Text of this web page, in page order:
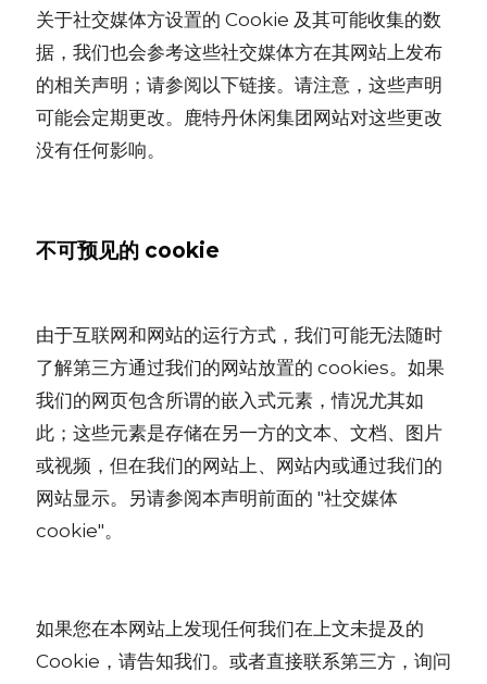
关于社交媒体方设置的 Cookie 及其可能收集的数
据，我们也会参考这些社交媒体方在其网站上发布
的相关声明；请参阅以下链接。请注意，这些声明
可能会定期更改。鹿特丹休闲集团网站对这些更改
没有任何影响。
不可预见的 cookie
由于互联网和网站的运行方式，我们可能无法随时
了解第三方通过我们的网站放置的 cookies。如果
我们的网页包含所谓的嵌入式元素，情况尤其如
此；这些元素是存储在另一方的文本、文档、图片
或视频，但在我们的网站上、网站内或通过我们的
网站显示。另请参阅本声明前面的 "社交媒体
cookie"。
如果您在本网站上发现任何我们在上文未提及的
Cookie，请告知我们。或者直接联系第三方，询问